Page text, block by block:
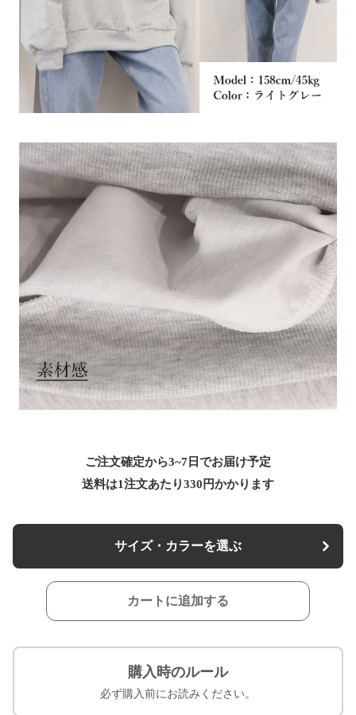
ご注文確定から3~7日でお届け予定
送料は1注文あたり330 円かかります
サイズ・カラーを選ぶ
カートに追加する
購入時のルール
必ず購入前にお読みください。